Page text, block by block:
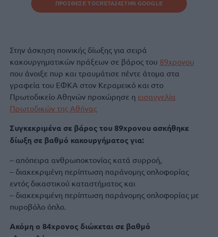
ΠΡΟΣΘΕΣΕ ΤΟCRETA24ΣΤΗΝ GOOGLE
Στην άσκηση ποινικής δίωξης για σειρά
κακουργηματικών πράξεων σε βάρος του 89χρονου
που άνοιξε πυρ και τραυμάτισε πέντε άτομα στα
γραφεία του ΕΦΚΑ στον Κεραμεικό και στο
Πρωτοδικείο Αθηνών προχώρησε η εισαγγελία
Πρωτοδικών της Αθήνας
Συγκεκριμένα σε βάρος του 89χρονου ασκήθηκε
δίωξη σε βαθμό κακουργήματος για:
– απόπειρα ανθρωποκτονίας κατά συρροή,
– διακεκριμένη περίπτωση παράνομης οπλοφορίας
εντός δικαστικού καταστήματος και
– διακεκριμένη περίπτωση παράνομης οπλοφορίας με
πυροβόλο όπλο.
Ακόμη ο 84χρονος διώκεται σε βαθμό